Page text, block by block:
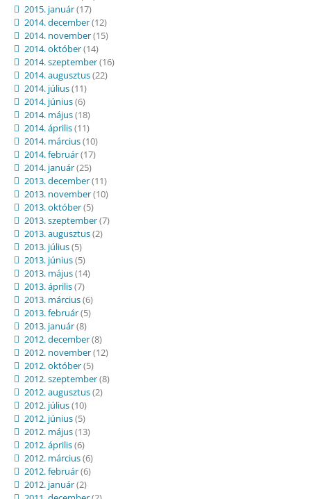
2015. január(17)
2014. december(12)
2014. november(15)
2014. október(14)
2014. szeptember(16)
2014. augusztus(22)
2014. július(11)
2014. június(6)
2014. május(18)
2014. április(11)
2014. március(10)
2014. február(17)
2014. január(25)
2013. december(11)
2013. november(10)
2013. október(5)
2013. szeptember(7)
2013. augusztus(2)
2013. július(5)
2013. június(5)
2013. május(14)
2013. április(7)
2013. március(6)
2013. február(5)
2013. január(8)
2012. december(8)
2012. november(12)
2012. október(5)
2012. szeptember(8)
2012. augusztus(2)
2012. július(10)
2012. június(5)
2012. május(13)
2012. április(6)
2012. március(6)
2012. február(6)
2012. január(2)